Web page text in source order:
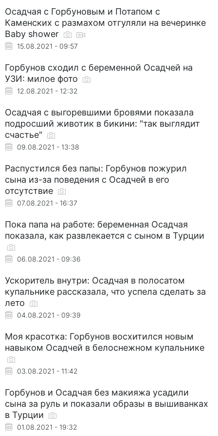
Осадчая с Горбуновым и Потапом с
Каменских с размахом отгуляли на вечеринке
Baby shower
15.08.2021 - 09:57
Горбунов сходил с беременной Осадчей на
УЗИ: милое фото
12.08.2021 - 12:32
Осадчая с выгоревшими бровями показала
подросший животик в бикини: "так выглядит
счастье"
09.08.2021 - 13:38
Распустился без папы: Горбунов пожурил
сына из-за поведения с Осадчей в его
отсутствие
07.08.2021 - 16:37
Пока папа на работе: беременная Осадчая
показала, как развлекается с сыном в Турции
06.08.2021 - 09:36
Ускоритель внутри: Осадчая в полосатом
купальнике рассказала, что успела сделать за
лето
04.08.2021 - 09:39
Моя красотка: Горбунов восхитился новым
навыком Осадчей в белоснежном купальнике
03.08.2021 - 11:42
Горбунов и Осадчая без макияжа усадили
сына за руль и показали образы в вышиванках
в Турции
01.08.2021 - 19:32